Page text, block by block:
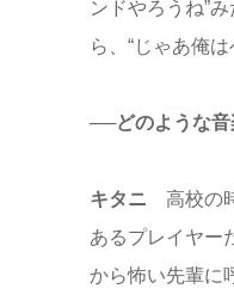
ンドやろうね”
ら、“じゃあ俺
──どのような音
キタニ 高校の
あるプレイヤー
から怖い先輩に